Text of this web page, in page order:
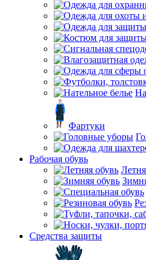
Фартуки
Рабочая обувь
Средства защиты